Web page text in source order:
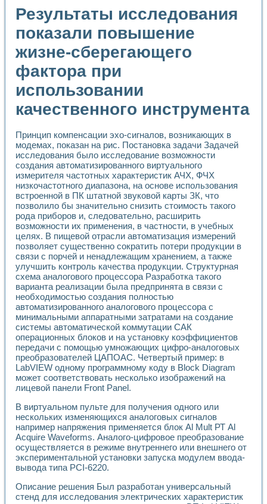
Применение NI VISION для геометрического анализа в
Система температурной стабилизации
Управление движением с помощью программно -
Определение параметров всплывающих газовых
Система управления асинхронным тиристорным
Лазерный профилометр
Применение средств NATIONAL INSTRUMENTS для
Разработка автоматизированного стенда для
Высокочувствительные оптоэлектронные
Исследование кинетики зарождения и развития
Лабораторный электрический импедансный томограф на
Микрозондовая система для характеризации
Метод траекторий в исследовании
Промышленная автоматизация
Автоматизация технологических процессов получения
Использование систем технического зрения для контроля
Исследование электромагнитных переходных процессов
Применение LabVIEW при разработке обучающих
Разработка виртуальных тренажеров путем
Система блокировок, сигнализации и защиты ускорителя
Система сбора данных и управления процессом
Управление температурой газовой среды специальной
Разработка программного обеспечения с
Использование технологий NATIONAL INSTRUMENTS
Оборудование для промышленной термотрансферной
Автоматизация реометрических исследований на базе
Применение измерителя иммитанса для исследова¬ния
Исследование электромагнитных переходных процессов
Стенд для исследования электрических переходных
Автоматизация контроля сварных швов на базе
Измерительный контроль с применением
Моделирование надежности и эффективности систем
Автоматизация лабораторного стенда по измерению
Автоматизированные лабораторные комплексы для
Виртуальный прибор для исследования нелинейных
Использование виртуальных приборов в процесе
Использование программ ELECTRONICS WORKBENCH-
Лабораторный практикум по дисциплине «Цифровые
Лабораторный практикум по основам теории коммутации
Опыт использования NI LabVIEW для создания
Результаты исследования
показали повышение
жизне-сберегающего
фактора при
использовании
качественного инструмента
Принцип компенсации эхо-сигналов, возникающих в
модемах, показан на рис. Постановка задачи Задачей
исследования было исследование возможности
создания автоматизированного виртуального
измерителя частотных характеристик АЧХ, ФЧХ
низкочастотного диапазона, на основе использования
встроенной в ПК штатной звуковой карты ЗК, что
позволило бы значительно снизить стоимость такого
рода приборов и, следовательно, расширить
возможности их применения, в частности, в учебных
целях. В пищевой отрасли автоматизация измерений
позволяет существенно сократить потери продукции в
связи с порчей и ненадлежащим хранением, а также
улучшить контроль качества продукции. Структурная
схема аналогового процессора Разработка такого
варианта реализации была предпринята в связи с
необходимостью создания полностью
автоматизированного аналогового процессора с
минимальными аппаратными затратами на создание
системы автоматической коммутации САК
операционных блоков и на установку коэффициентов
передачи с помощью умножающих цифро-аналоговых
преобразователей ЦАПОАС. Четвертый пример: в
LabVIEW одному программному коду в Block Diagram
может соответствовать несколько изображений на
лицевой панели Front Panel.
В виртуальном пульте для получения одного или
нескольких изменяющихся аналоговых сигналов
например напряжения применяется блок Al Mult РТ Al
Acquire Waveforms. Аналого-цифровое преобразование
осуществляется в режиме внутреннего или внешнего от
экспериментальной установки запуска модулем ввода-
вывода типа PCI-6220.
Описание решения Был разработан универсальный
стенд для исследования электрических характеристик